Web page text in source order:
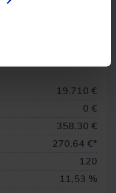
19.710 €
0 €
358,30 €
270,64 €*
120
11,53 %